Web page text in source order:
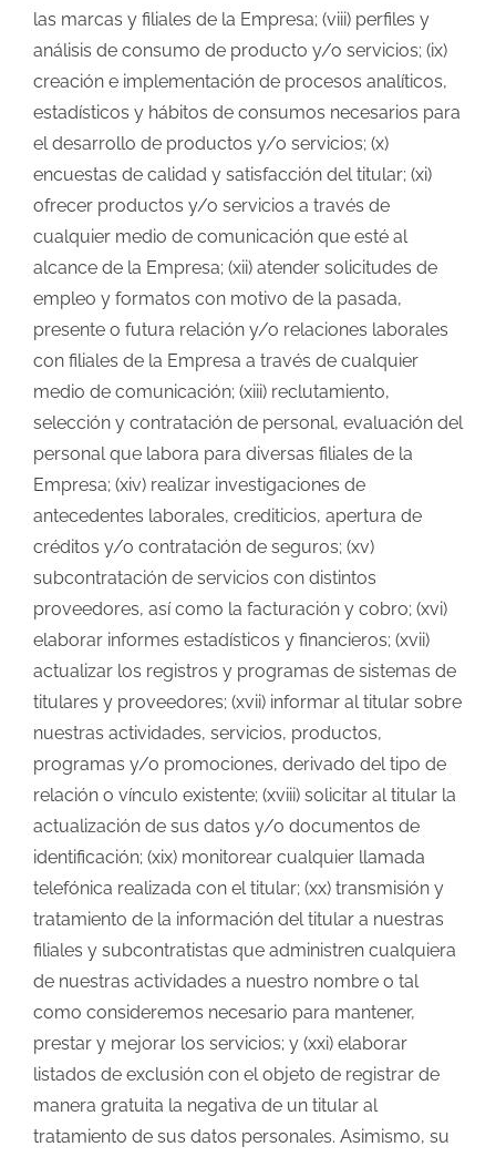
las marcas y filiales de la Empresa; (viii) perfiles y
análisis de consumo de producto y/o servicios; (ix)
creación e implementación de procesos analíticos,
estadísticos y hábitos de consumos necesarios para
el desarrollo de productos y/o servicios; (x)
encuestas de calidad y satisfacción del titular; (xi)
ofrecer productos y/o servicios a través de
cualquier medio de comunicación que esté al
alcance de la Empresa; (xii) atender solicitudes de
empleo y formatos con motivo de la pasada,
presente o futura relación y/o relaciones laborales
con filiales de la Empresa a través de cualquier
medio de comunicación; (xiii) reclutamiento,
selección y contratación de personal, evaluación del
personal que labora para diversas filiales de la
Empresa; (xiv) realizar investigaciones de
antecedentes laborales, crediticios, apertura de
créditos y/o contratación de seguros; (xv)
subcontratación de servicios con distintos
proveedores, así como la facturación y cobro; (xvi)
elaborar informes estadísticos y financieros; (xvii)
actualizar los registros y programas de sistemas de
titulares y proveedores; (xvii) informar al titular sobre
nuestras actividades, servicios, productos,
programas y/o promociones, derivado del tipo de
relación o vínculo existente; (xviii) solicitar al titular la
actualización de sus datos y/o documentos de
identificación; (xix) monitorear cualquier llamada
telefónica realizada con el titular; (xx) transmisión y
tratamiento de la información del titular a nuestras
filiales y subcontratistas que administren cualquiera
de nuestras actividades a nuestro nombre o tal
como consideremos necesario para mantener,
prestar y mejorar los servicios; y (xxi) elaborar
listados de exclusión con el objeto de registrar de
manera gratuita la negativa de un titular al
tratamiento de sus datos personales. Asimismo, su